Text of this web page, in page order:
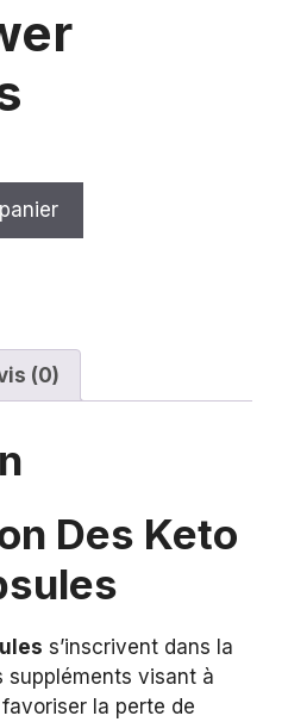
(0)
Des Keto
s’inscrivent dans la
visant à
la perte de